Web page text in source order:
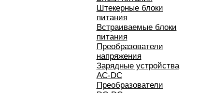
Штекерные блоки
питания
Встраиваемые блоки
питания
Преобразователи
напряжения
Зарядные устройства
AC-DC
Преобразователи